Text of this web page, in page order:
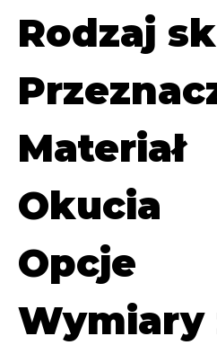
Rodzaj
Materiał
Okucia
Opcje
Wymiary